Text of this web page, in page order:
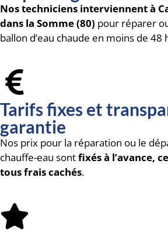
Nos techniciens interviennent à
dans la Somme (80) pour réparer
ballon d’eau chaude en moins de 48
Tarifs fixes et
garantie
Nos prix pour la réparation ou le
chauffe-eau sontfixés à l’avance,
tous frais cachés.